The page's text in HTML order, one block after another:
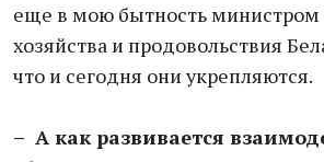
еще в мою бытность министром
хозяйства и продовольствия
что и сегодня они укрепляются.
– А как развивается